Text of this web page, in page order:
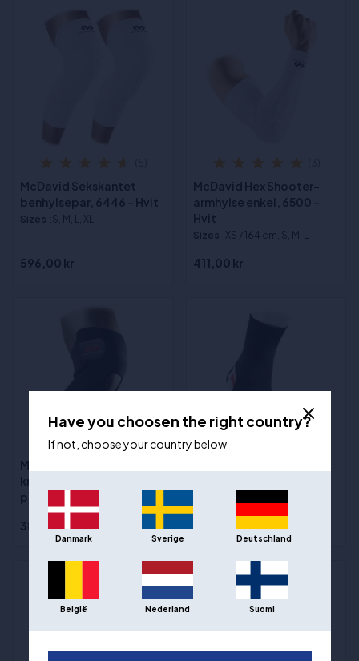
McDavid Sekskantet
benhylsepar, 6446 - Hvit
Sizes :S, M, L, XL
596,00 kr
McDavid Hex Shooter-
armhylse enkel, 6500 -
Hvit
Sizes :XS / 164 cm, S, M, L
411,00 kr
McDavid Justerbar
knebandasje med åpen
patella
387,00 kr
283,00 kr
Have you choosen the right country?
If not, choose your country below
Danmark Sverige Deutschland
België Nederland Suomi